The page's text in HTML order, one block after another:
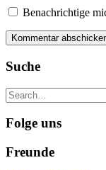
Benachrichtige
Suche
Folge uns
Freunde